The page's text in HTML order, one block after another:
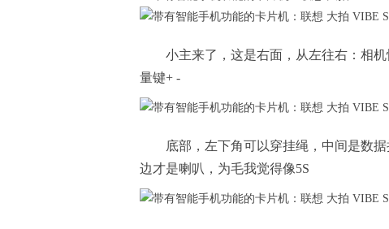
小主来了，这是右面，从左往右：相
量键+ -
底部，左下角可以穿挂绳，中间是数
边才是喇叭，为毛我觉得像5S